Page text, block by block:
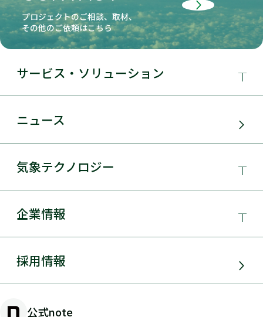
プロジェクトのご相談、取材、
その他のご依頼はこちら
サービス・ソリューション
サービス・ソリューション
太陽光発電
環境アセスメント
ニュース
気象テクノロジー
気象テクノロジー
総合数値気象予測システムSYNFOS
物理学的手法とAIを用いた日射量の短時間予測
企業情報
日本気象協会とは
組織概要
採用情報
公式note